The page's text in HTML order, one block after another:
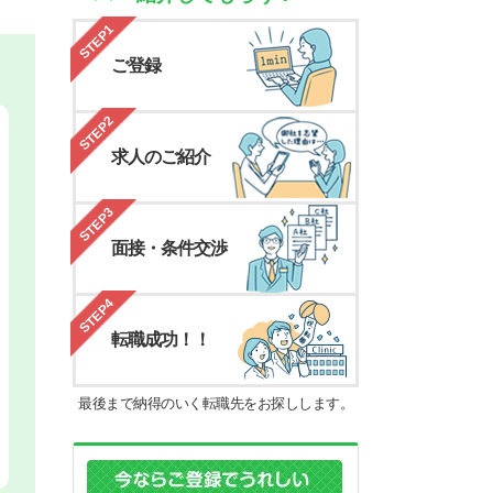
STEP1
ご登録
STEP2
求人のご紹介
STEP3
面接・条件交渉
STEP4
転職成功！！
最後まで納得のいく転職先をお探しします。